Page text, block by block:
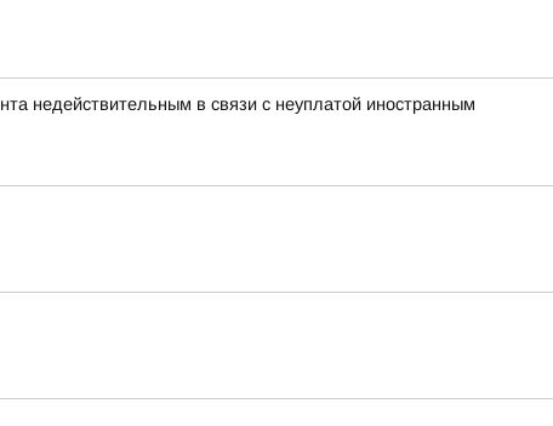
недействительным в связи с неуплатой иностранным